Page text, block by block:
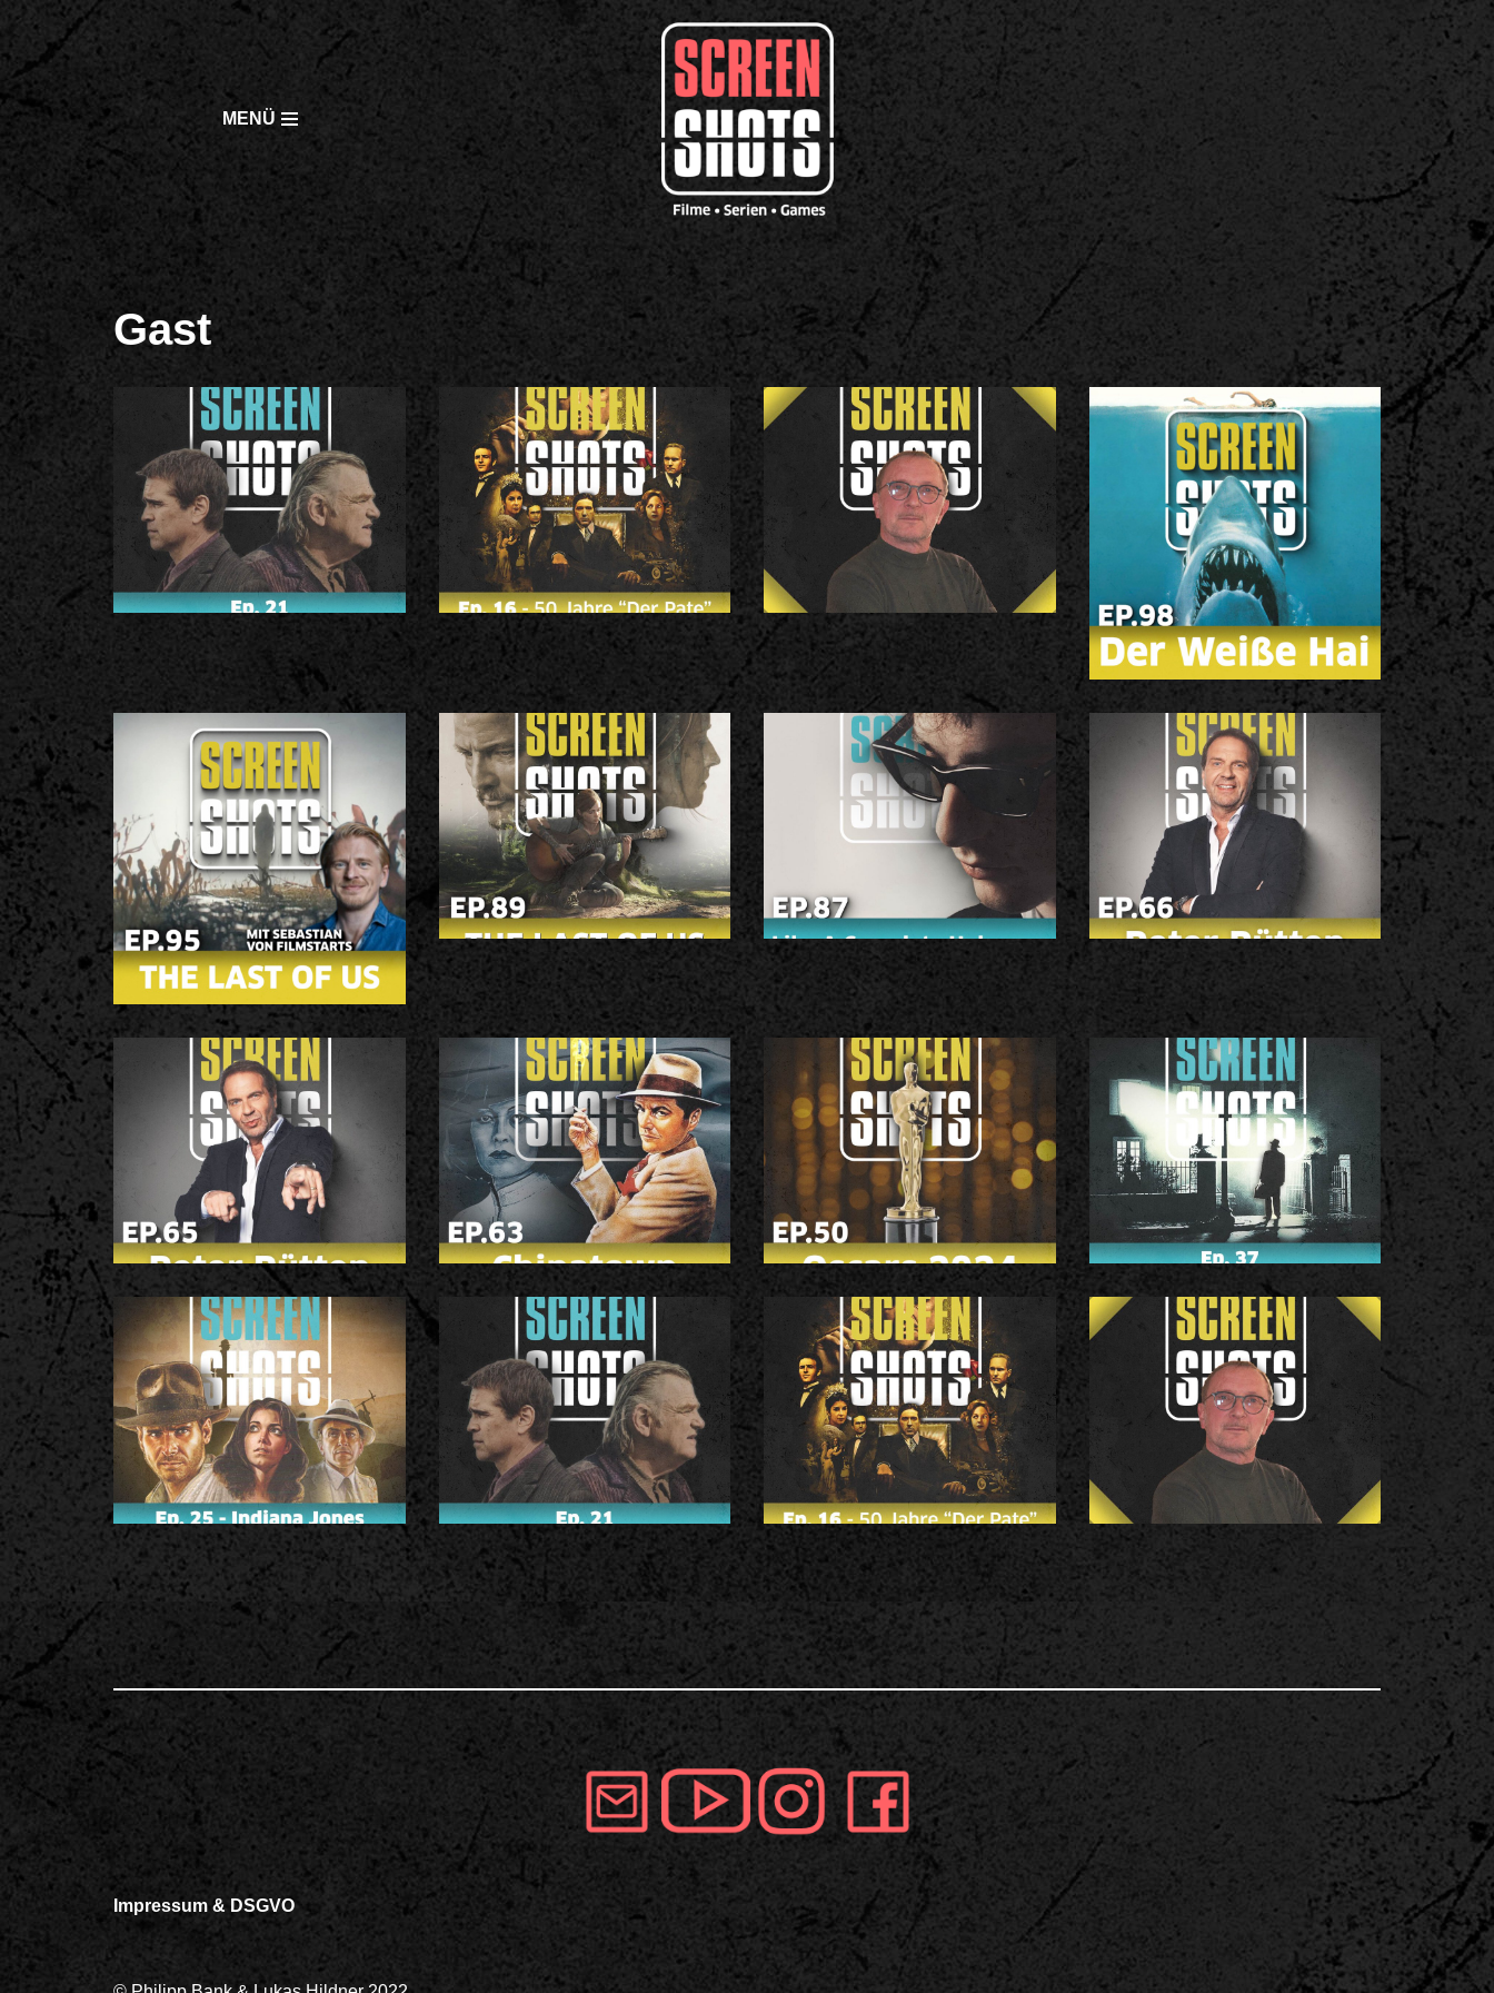
Zum
springen
MENÜ
Gast
Impressum & DSGVO